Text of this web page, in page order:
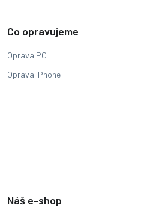
Co opravujeme
Oprava PC
Oprava iPhone
Náš e-shop